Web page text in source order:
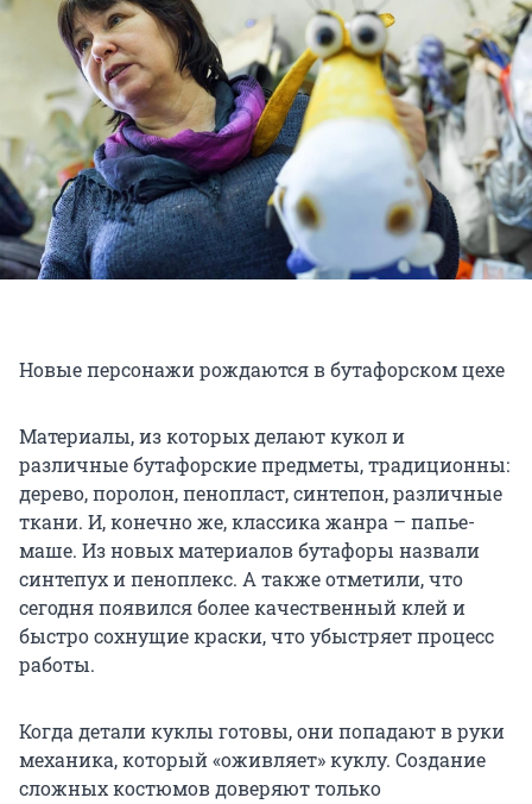
Новые персонажи рождаются в бутафорском цехе
Материалы, из которых делают кукол и
различные бутафорские предметы, традиционны:
дерево, поролон, пенопласт, синтепон, различные
ткани. И, конечно же, классика жанра – папье-
маше. Из новых материалов бутафоры назвали
синтепух и пеноплекс. А также отметили, что
сегодня появился более качественный клей и
быстро сохнущие краски, что убыстряет процесс
работы.
Когда детали куклы готовы, они попадают в руки
механика, который «оживляет» куклу. Создание
сложных костюмов доверяют только